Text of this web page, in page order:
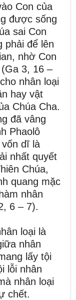
Con của
được sống
sai Con
phải để lên
nhờ Con
3, 16 –
nhân loại
hay vật
Chúa Cha.
đã vâng
Phaolô
dĩ là
nhất quyết
Chúa,
quang mặc
nhân
6 – 7).
loại là
nhân
lấy tội
lỗi nhân
nhân loại
chết.